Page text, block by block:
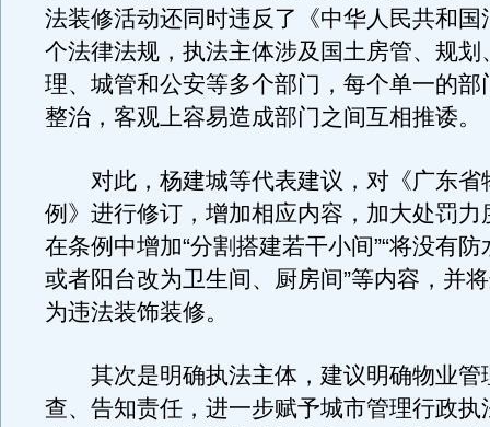
法装修活动还同时违反了《中华人民共和国
个法律法规，执法主体涉及国土房管、规划
理、城管和公安等多个部门，每个单一的部
整治，客观上容易造成部门之间互相推诿。
对此，杨建城等代表建议，对《广东省
例》进行修订，增加相应内容，加大处罚力
在条例中增加“分割搭建若干小间”“将没有
或者阳台改为卫生间、厨房间”等内容，并
为违法装饰装修。
其次是明确执法主体，建议明确物业管
查、告知责任，进一步赋予城市管理行政执